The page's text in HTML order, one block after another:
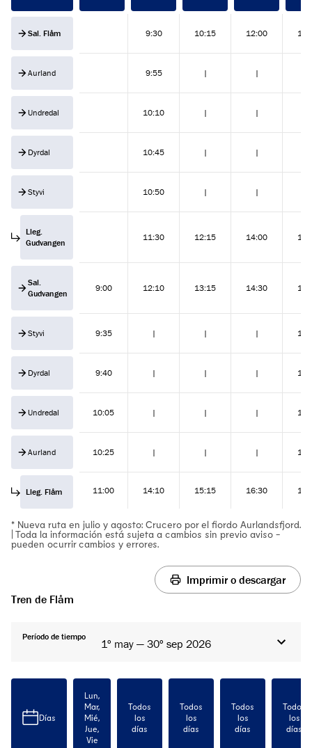
Sal. Flåm 9:30 10:15 12:00
Aurland 9:55 | |
Undredal 10:10 | |
Dyrdal 10:45 | |
Styvi 10:50 | |
Lleg.
Gudvangen
11:30 12:15 14:00
Sal.
Gudvangen
9:00 12:10 13:15 14:30
Styvi 9:35 | | |
Dyrdal 9:40 | | |
Undredal 10:05 | | |
Aurland 10:25 | | |
Lleg. Flåm 11:00 14:10 15:15 16:30
* Nueva ruta en julio y agosto: Crucero por el fiordo Aurlandsfjord.
| Toda la información está sujeta a cambios sin previo aviso -
pueden ocurrir cambios y errores.
Imprimir o descargar
Tren de Flåm
Período de tiempo
1º may — 30º sep 2026
Días
Lun,
Mar,
Mié,
Jue,
Vie
Todos
los
días
Todos
los
días
Todos
los
días
Todos
los
días